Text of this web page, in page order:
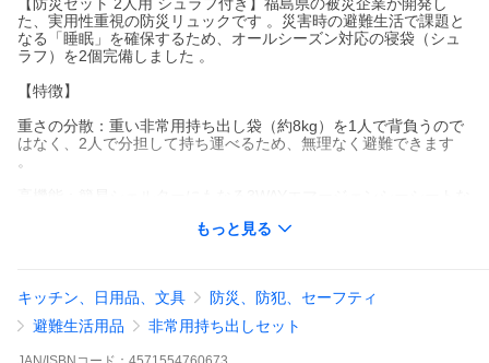
【防災セット 2人用 シュラフ付き】福島県の被災企業が開発し
た、実用性重視の防災リュックです 。災害時の避難生活で課題と
なる「睡眠」を確保するため、オールシーズン対応の寝袋（シュ
ラフ）を2個完備しました 。
【特徴】
重さの分散：重い非常用持ち出し袋（約8kg）を1人で背負うので
はなく、2人で分担して持ち運べるため、無理なく避難できます
。
地震や台風などの災害対策に。必要なものが揃ったこの防災セッ
トなら、届いたその日から備えが完了します。避難所での寒さ対
策を考慮した、ワンランク上の非常用持ち出し袋をお探しの方に
おすすめです。
もっと見る
キッチン、日用品、文具
防災、防犯、セーフティ
避難生活用品
非常用持ち出しセット